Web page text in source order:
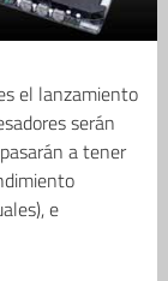
el lanzamiento
serán
a tener
e